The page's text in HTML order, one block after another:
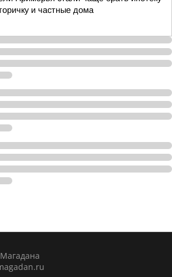
и частные дома